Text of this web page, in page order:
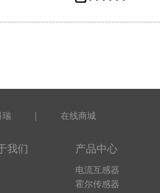
瑞 | 在线商城
我们 产品中心
电流互感器
霍尔传感器